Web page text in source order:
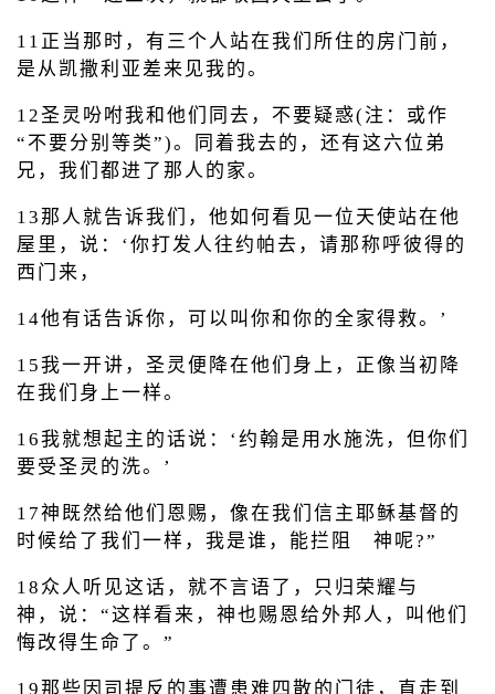
11正当那时，有三个人站在我们所住的房门前，
是从凯撒利亚差来见我的。
12圣灵吩咐我和他们同去，不要疑惑(注：或作
“不要分别等类”)。同着我去的，还有这六位弟
兄，我们都进了那人的家。
13那人就告诉我们，他如何看见一位天使站在他
屋里，说：‘你打发人往约帕去，请那称呼彼得的
西门来，
14他有话告诉你，可以叫你和你的全家得救。’
15我一开讲，圣灵便降在他们身上，正像当初降
在我们身上一样。
16我就想起主的话说：‘约翰是用水施洗，但你们
要受圣灵的洗。’
17神既然给他们恩赐，像在我们信主耶稣基督的
时候给了我们一样，我是谁，能拦阻 神呢?”
18众人听见这话，就不言语了，只归荣耀与
神，说：“这样看来，神也赐恩给外邦人，叫他们
悔改得生命了。”
19那些因司提反的事遭患难四散的门徒，直走到